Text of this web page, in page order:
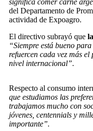
significa comer carne
del Departamento de
actividad de Expoagro.
El directivo subrayó que
“Siempre está bueno
refuercen cada vez más
nivel internacional”.
Respecto al consumo
que estudiamos las
trabajamos mucho con
jóvenes, centennials y
importante”.